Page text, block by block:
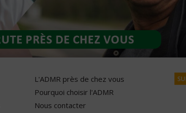
L'ADMR près de chez vous
Pourquoi choisir l'ADMR
Nous contacter